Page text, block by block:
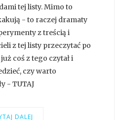
tej listy. Mimo to
- to raczej dramaty
z treścią i
z tej listy przeczytać po
coś z tego czytał i
czy warto
- TUTAJ
DALEJ